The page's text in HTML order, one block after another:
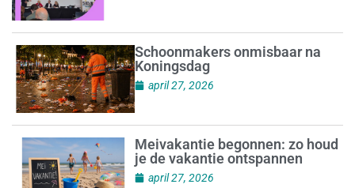
Schoonmakers onmisbaar na
Koningsdag
april 27, 2026
Meivakantie begonnen: zo houd
je de vakantie ontspannen
april 27, 2026